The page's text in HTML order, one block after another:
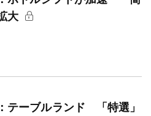
大
テーブルランド 「特選」